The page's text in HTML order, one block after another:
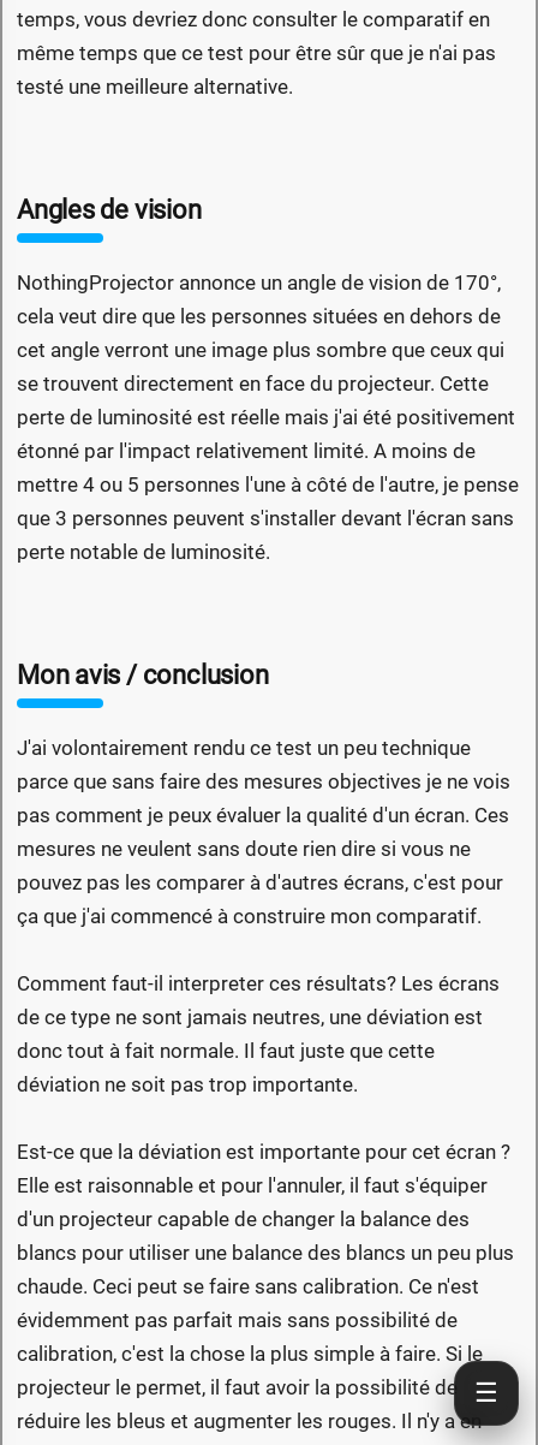
temps, vous devriez donc consulter le comparatif en
même temps que ce test pour être sûr que je n'ai pas
testé une meilleure alternative.
Angles de vision
NothingProjector annonce un angle de vision de 170°,
cela veut dire que les personnes situées en dehors de
cet angle verront une image plus sombre que ceux qui
se trouvent directement en face du projecteur. Cette
perte de luminosité est réelle mais j'ai été positivement
étonné par l'impact relativement limité. A moins de
mettre 4 ou 5 personnes l'une à côté de l'autre, je pense
que 3 personnes peuvent s'installer devant l'écran sans
perte notable de luminosité.
Mon avis / conclusion
J'ai volontairement rendu ce test un peu technique
parce que sans faire des mesures objectives je ne vois
pas comment je peux évaluer la qualité d'un écran. Ces
mesures ne veulent sans doute rien dire si vous ne
pouvez pas les comparer à d'autres écrans, c'est pour
ça que j'ai commencé à construire mon comparatif.
Comment faut-il interpreter ces résultats? Les écrans
de ce type ne sont jamais neutres, une déviation est
donc tout à fait normale. Il faut juste que cette
déviation ne soit pas trop importante.
Est-ce que la déviation est importante pour cet écran ?
Elle est raisonnable et pour l'annuler, il faut s'équiper
d'un projecteur capable de changer la balance des
blancs pour utiliser une balance des blancs un peu plus
chaude. Ceci peut se faire sans calibration. Ce n'est
évidemment pas parfait mais sans possibilité de
calibration, c'est la chose la plus simple à faire. Si le
projecteur le permet, il faut avoir la possibilité de
réduire les bleus et augmenter les rouges. Il n'y a en
☰